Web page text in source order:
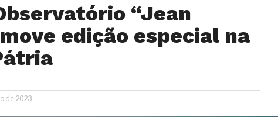
“Jean
edição especial na
de 2023